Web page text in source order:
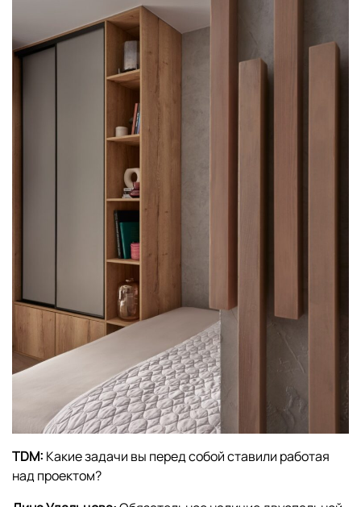
TDM: Какие задачи вы перед собой ставили работая
над проектом?